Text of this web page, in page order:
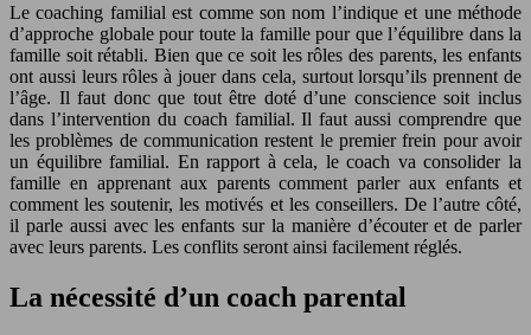
Le coaching familial est comme son nom l’indique et une méthode
d’approche globale pour toute la famille pour que l’équilibre dans la
famille soit rétabli. Bien que ce soit les rôles des parents, les enfants
ont aussi leurs rôles à jouer dans cela, surtout lorsqu’ils prennent de
l’âge. Il faut donc que tout être doté d’une conscience soit inclus
dans l’intervention du coach familial. Il faut aussi comprendre que
les problèmes de communication restent le premier frein pour avoir
un équilibre familial. En rapport à cela, le coach va consolider la
famille en apprenant aux parents comment parler aux enfants et
comment les soutenir, les motivés et les conseillers. De l’autre côté,
il parle aussi avec les enfants sur la manière d’écouter et de parler
avec leurs parents. Les conflits seront ainsi facilement réglés.
La nécessité d’un coach parental